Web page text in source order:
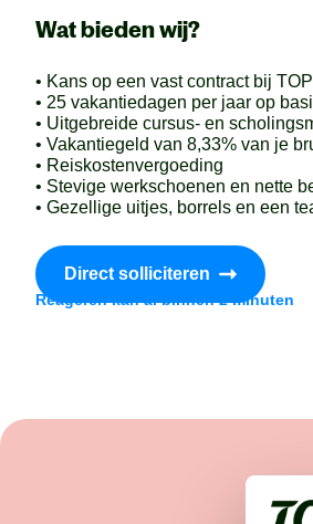
Wat bieden wij?
• Kans op een vast contract bij
• 25 vakantiedagen per jaar op
• Uitgebreide cursus- en
• Vakantiegeld van 8,33% van je
• Reiskostenvergoeding
• Stevige werkschoenen en nette
• Gezellige uitjes, borrels en een
Direct solliciteren
Reageren kan al binnen 2 minuten